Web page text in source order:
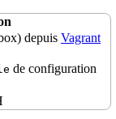
depuis Vagrant
de configuration